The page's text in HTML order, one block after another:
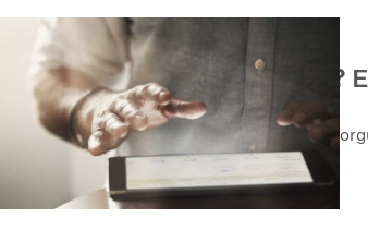
¿Cómo podemos ayudarle?
Como empresa global que somos, nos
cercano. Estamos aquí para ayudar.
Contactar con Ventas